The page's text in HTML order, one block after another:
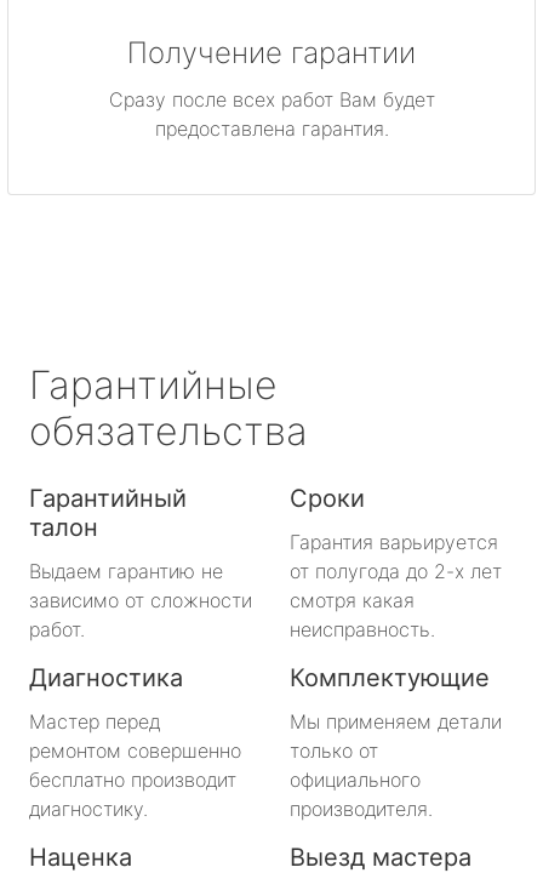
Получение гарантии
Сразу после всех работ Вам будет
предоставлена гарантия.
Гарантийные
обязательства
Гарантийный
талон
Выдаем гарантию не
зависимо от сложности
работ.
Сроки
Гарантия варьируется
от полугода до 2-х лет
смотря какая
неисправность.
Диагностика
Мастер перед
ремонтом совершенно
бесплатно производит
диагностику.
Комплектующие
Мы применяем детали
только от
официального
производителя.
Наценка Выезд мастера